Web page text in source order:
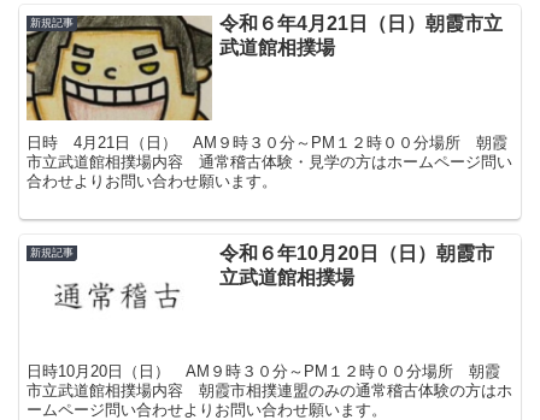
新規記事
令和６年4月21日（日）朝霞市立
武道館相撲場
日時 4月21日（日） AM９時３０分～PM１２時００分場所 朝霞
市立武道館相撲場内容 通常稽古体験・見学の方はホームページ問い
合わせよりお問い合わせ願います。
新規記事
令和６年10月20日（日）朝霞市
立武道館相撲場
日時10月20日（日） AM９時３０分～PM１２時００分場所 朝霞
市立武道館相撲場内容 朝霞市相撲連盟のみの通常稽古体験の方はホ
ームページ問い合わせよりお問い合わせ願います。